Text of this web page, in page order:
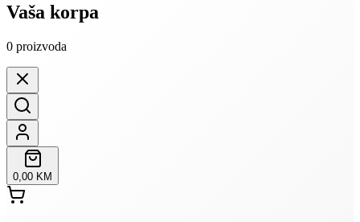
Vaša korpa
0 proizvoda
0,00 KM